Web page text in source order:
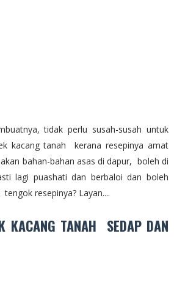
tidak perlu susah-susah untuk
kacang tanah kerana resepinya amat
bahan-bahan asas di dapur, boleh di
lagi puashati dan berbaloi dan boleh
resepinya? Layan....
KACANG TANAH SEDAP DAN